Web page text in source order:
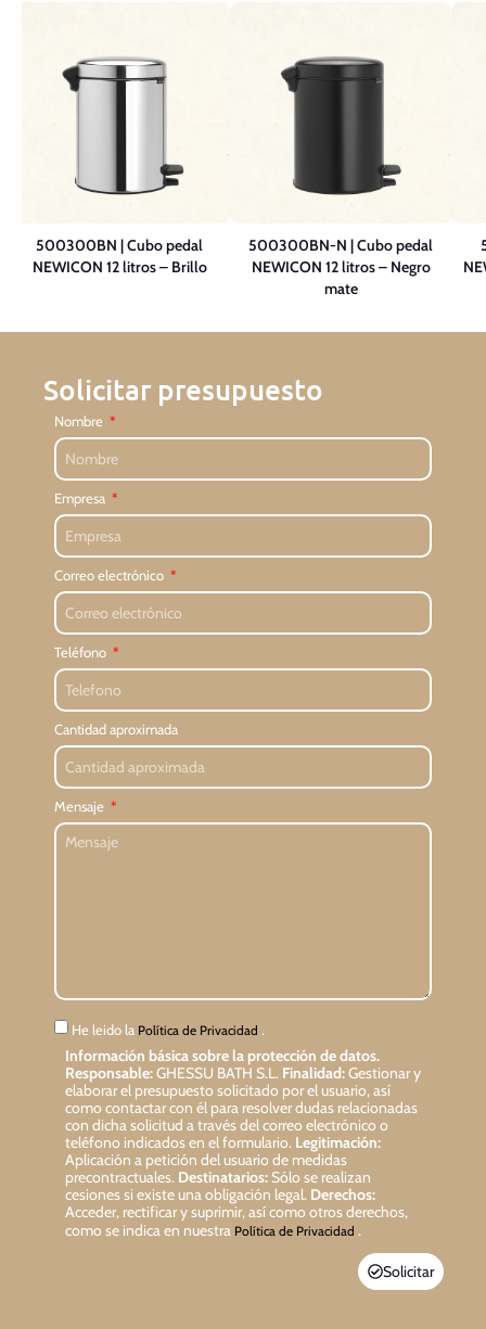
500300BN | Cubo pedal
NEWICON 12 litros – Brillo
500300BN-N | Cubo pedal
NEWICON 12 litros – Negro
mate
Solicitar presupuesto
Nombre
Empresa
Correo electrónico
Teléfono
Cantidad aproximada
Mensaje
He leido la Política de Privacidad .
Información básica sobre la protección de datos.
Responsable:GHESSU BATH S.L. Finalidad:Gestionar y
elaborar el presupuesto solicitado por el usuario, así
como contactar con él para resolver dudas relacionadas
con dicha solicitud a través del correo electrónico o
teléfono indicados en el formulario. Legitimación:
Aplicación a petición del usuario de medidas
precontractuales. Destinatarios:Sólo se realizan
cesiones si existe una obligación legal. Derechos:
Acceder, rectificar y suprimir, así como otros derechos,
como se indica en nuestra Política de Privacidad .
Solicitar